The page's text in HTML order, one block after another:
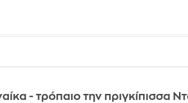
- τρόπαιο την πριγκίπισσα